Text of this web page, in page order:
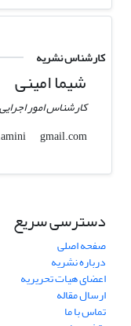
کارشناس نشریه
شیما امینی
کارشناس امور
workmail.amini
gmail.com
دسترسی سریع
صفحه اصلی
درباره نشریه
اعضای هیات تحریریه
ارسال مقاله
تماس با ما